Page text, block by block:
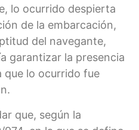
lo ocurrido despierta
de la embarcación,
del navegante,
garantizar la presencia
que lo ocurrido fue
que, según la